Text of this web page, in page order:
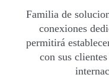
Familia de
conexiones
permitirá
con sus